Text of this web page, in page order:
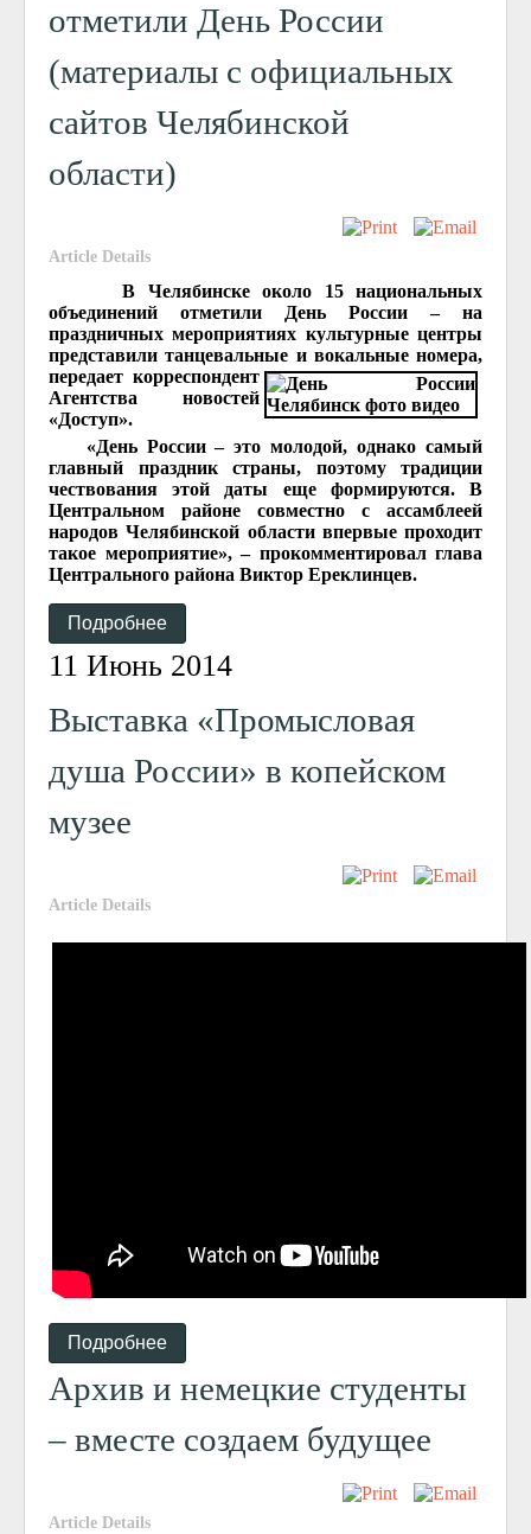
отметили День России
(материалы с официальных
сайтов Челябинской
области)
Article Details
В Челябинске около 15 национальных
объединений отметили День России – на
праздничных мероприятиях культурные центры
представили танцевальные и вокальные номера,
передает корреспондент
Агентства новостей
«Доступ».
«День России – это молодой, однако самый
главный праздник страны, поэтому традиции
чествования этой даты еще формируются. В
Центральном районе совместно с ассамблеей
народов Челябинской области впервые проходит
такое мероприятие», – прокомментировал глава
Центрального района Виктор Ереклинцев.
Подробнее
11 Июнь 2014
Выставка «Промысловая
душа России» в копейском
музее
Article Details
Подробнее
Архив и немецкие студенты
– вместе создаем будущее
Article Details